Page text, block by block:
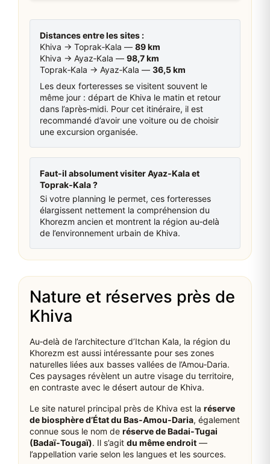
Distances entre les sites :
Khiva → Toprak‑Kala — 89 km
Khiva → Ayaz‑Kala — 98,7 km
Toprak‑Kala → Ayaz‑Kala — 36,5 km
Les deux forteresses se visitent souvent le
même jour : départ de Khiva le matin et retour
dans l’après‑midi. Pour cet itinéraire, il est
recommandé d’avoir une voiture ou de choisir
une excursion organisée.
Faut-il absolument visiter Ayaz‑Kala et
Toprak‑Kala ?
Si votre planning le permet, ces forteresses
élargissent nettement la compréhension du
Khorezm ancien et montrent la région au‑delà
de l’environnement urbain de Khiva.
Nature et réserves près de
Khiva
Au‑delà de l’architecture d’Itchan Kala, la région du
Khorezm est aussi intéressante pour ses zones
naturelles liées aux basses vallées de l’Amou‑Daria.
Ces paysages révèlent un autre visage du territoire,
en contraste avec le désert autour de Khiva.
Le site naturel principal près de Khiva est la réserve
de biosphère d’État du Bas‑Amou‑Daria, également
connue sous le nom de réserve de Badai‑Tugai
(Badaï‑Tougaï). Il s’agit du même endroit —
l’appellation varie selon les langues et les sources.